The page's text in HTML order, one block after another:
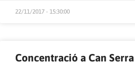
22/11/2017 - 15:30:00
Concentració a Can